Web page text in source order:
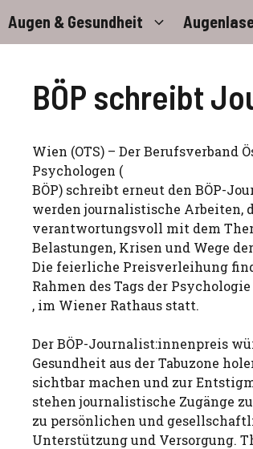
Inhalt
springen
Augen & Gesundheit
BÖP schreibt
Wien (OTS) – Der Berufsverband
Psychologen (
BÖP) schreibt erneut den BÖP-
werden journalistische
verantwortungsvoll mit dem
Belastungen, Krisen und Wege
Die feierliche Preisverleihung
Rahmen des Tags der
, im Wiener Rathaus statt.
Der BÖP-Journalist:innenpreis
Gesundheit aus der Tabuzone
sichtbar machen und zur
stehen journalistische Zugänge
zu persönlichen und
Unterstützung und Versorgung.